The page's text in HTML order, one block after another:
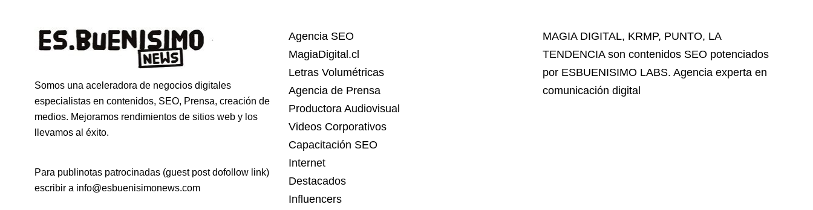
Somos una aceleradora de negocios digitales
especialistas en contenidos, SEO, Prensa, creación de
medios. Mejoramos rendimientos de sitios web y los
llevamos al éxito.
Para publinotas patrocinadas (guest post dofollow link)
escribir a info@esbuenisimonews.com
Agencia SEO
MagiaDigital.cl
Letras Volumétricas
Agencia de Prensa
Productora Audiovisual
Videos Corporativos
Capacitación SEO
Internet
Destacados
Influencers
MAGIA DIGITAL, KRMP, PUNTO, LA
TENDENCIAson contenidos SEO potenciados
por ESBUENISIMO LABS. Agencia experta en
comunicación digital